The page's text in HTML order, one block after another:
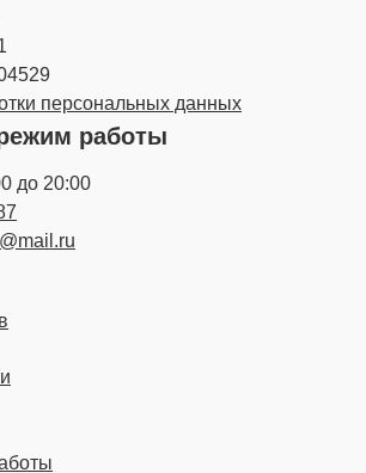
персональных данных
работы
до 20:00